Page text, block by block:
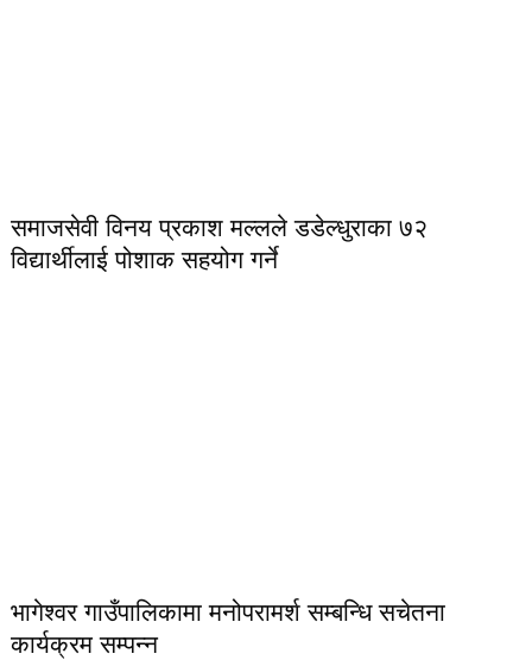
समाजसेवी विनय प्रकाश मल्लले डडेल्धुराका ७२
विद्यार्थीलाई पोशाक सहयोग गर्ने
भागेश्वर गाउँपालिकामा मनोपरामर्श सम्बन्धि सचेतना
कार्यक्रम सम्पन्न